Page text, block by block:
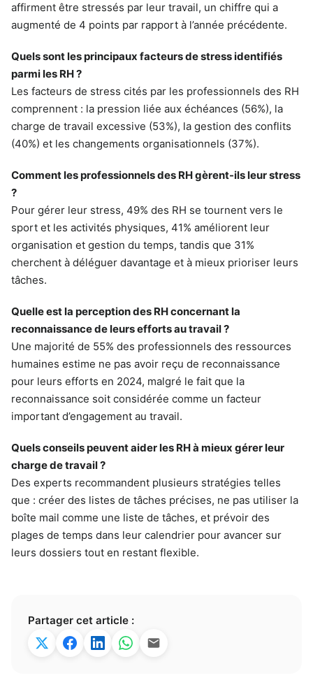
affirment être stressés par leur travail, un chiffre qui a
augmenté de 4 points par rapport à l’année précédente.
Quels sont les principaux facteurs de stress identifiés
parmi les RH ?
Les facteurs de stress cités par les professionnels des RH
comprennent : la pression liée aux échéances (56%), la
charge de travail excessive (53%), la gestion des conflits
(40%) et les changements organisationnels (37%).
Comment les professionnels des RH gèrent-ils leur stress
?
Pour gérer leur stress, 49% des RH se tournent vers le
sport et les activités physiques, 41% améliorent leur
organisation et gestion du temps, tandis que 31%
cherchent à déléguer davantage et à mieux prioriser leurs
tâches.
Quelle est la perception des RH concernant la
reconnaissance de leurs efforts au travail ?
Une majorité de 55% des professionnels des ressources
humaines estime ne pas avoir reçu de reconnaissance
pour leurs efforts en 2024, malgré le fait que la
reconnaissance soit considérée comme un facteur
important d’engagement au travail.
Quels conseils peuvent aider les RH à mieux gérer leur
charge de travail ?
Des experts recommandent plusieurs stratégies telles
que : créer des listes de tâches précises, ne pas utiliser la
boîte mail comme une liste de tâches, et prévoir des
plages de temps dans leur calendrier pour avancer sur
leurs dossiers tout en restant flexible.
Partager cet article :